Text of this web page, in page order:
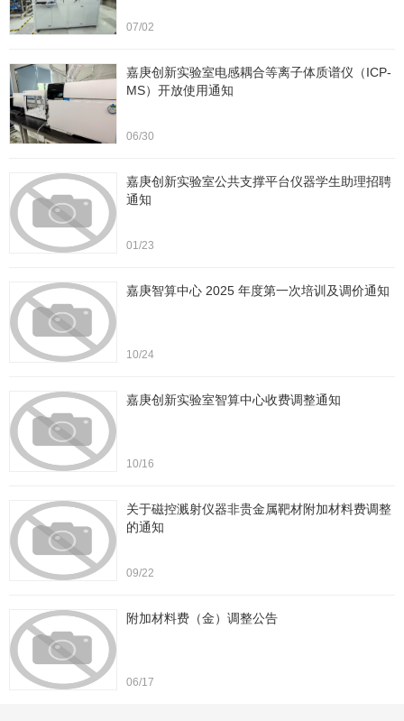
07/02
嘉庚创新实验室电感耦合等离子体质谱仪（ICP-
MS）开放使用通知
06/30
嘉庚创新实验室公共支撑平台仪器学生助理招聘
通知
01/23
嘉庚智算中心 2025 年度第一次培训及调价通知
10/24
嘉庚创新实验室智算中心收费调整通知
10/16
关于磁控溅射仪器非贵金属靶材附加材料费调整
的通知
09/22
附加材料费（金）调整公告
06/17